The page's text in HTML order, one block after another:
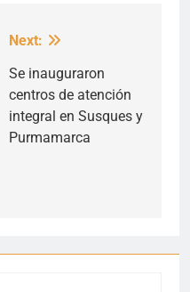
Next:
Se inauguraron
centros de atención
integral en Susques y
Purmamarca